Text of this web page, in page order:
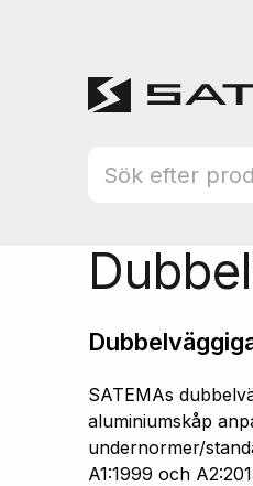
Hem
SATEMAs
aluminiumskåp
undernormer/
A1:1999 och